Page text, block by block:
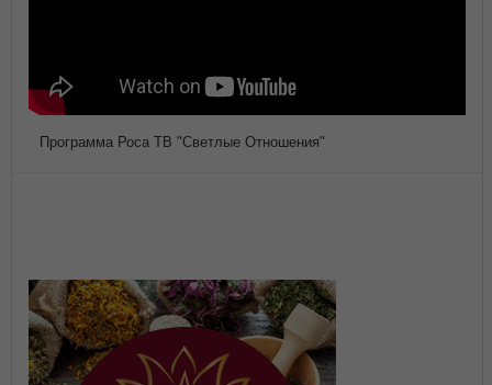
Программа Роса ТВ "Светлые Отношения"